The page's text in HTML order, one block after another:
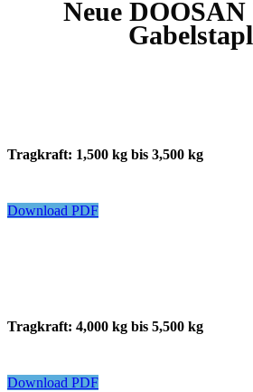
Neue DOOSAN
Tragkraft: 1,500 kg bis 3,500 kg
Download PDF
Tragkraft: 4,000 kg bis 5,500 kg
Download PDF